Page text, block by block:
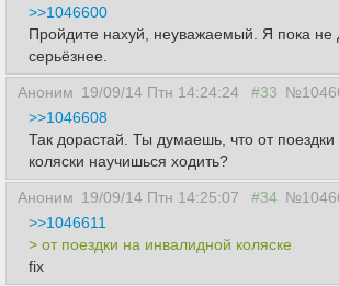
>>1046600
Пройдите нахуй, неуважаемый. Я пока не
серьёзнее.
Аноним 19/09/14 Птн 14:24:24 #33
>>1046608
Так дорастай. Ты думаешь, что от
коляски научишься ходить?
Аноним 19/09/14 Птн 14:25:07 #34
>>1046611
> от поездки на инвалидной коляске
fix